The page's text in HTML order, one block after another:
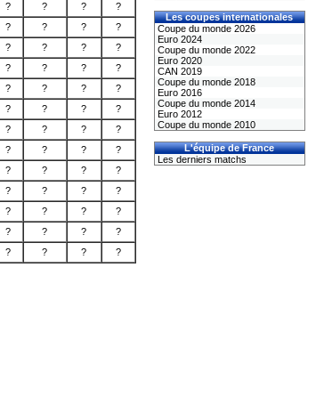
? ? ? ?
? ? ? ?
? ? ? ?
? ? ? ?
? ? ? ?
? ? ? ?
? ? ? ?
? ? ? ?
? ? ? ?
? ? ? ?
? ? ? ?
? ? ? ?
? ? ? ?
Les coupes internationales
Coupe du monde 2026
Euro 2024
Coupe du monde 2022
Euro 2020
CAN 2019
Coupe du monde 2018
Euro 2016
Coupe du monde 2014
Euro 2012
Coupe du monde 2010
L'équipe de France
Les derniers matchs